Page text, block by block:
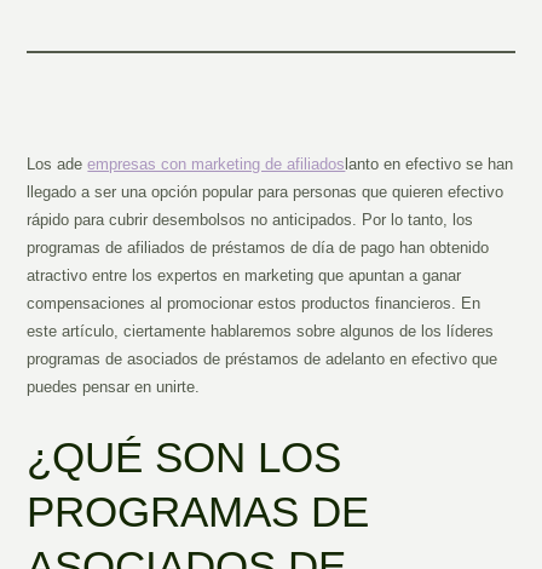
Los adeempresas con marketing de afiliados lanto en efectivo se han
llegado a ser una opción popular para personas que quieren efectivo
rápido para cubrir desembolsos no anticipados. Por lo tanto, los
programas de afiliados de préstamos de día de pago han obtenido
atractivo entre los expertos en marketing que apuntan a ganar
compensaciones al promocionar estos productos financieros. En
este artículo, ciertamente hablaremos sobre algunos de los líderes
programas de asociados de préstamos de adelanto en efectivo que
puedes pensar en unirte.
¿QUÉ SON LOS
PROGRAMAS DE